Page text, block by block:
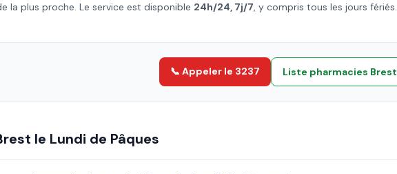
la plus proche. Le service est disponible 24h/24, 7j/7, y compris tous les jours fériés.
📞 Appeler le 3237 Liste pharmacies Brest
le Lundi de Pâques